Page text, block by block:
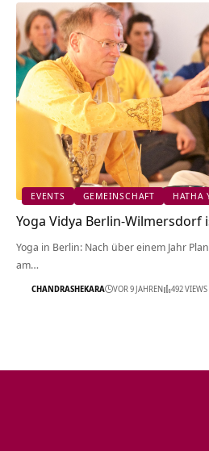
EVENTS GEMEINSCHAFT HATHA
Yoga Vidya Berlin-Wilmersdorf
Yoga in Berlin: Nach über einem Jahr
am…
CHANDRASHEKARA VOR 9 JAHREN 492 VIEWS